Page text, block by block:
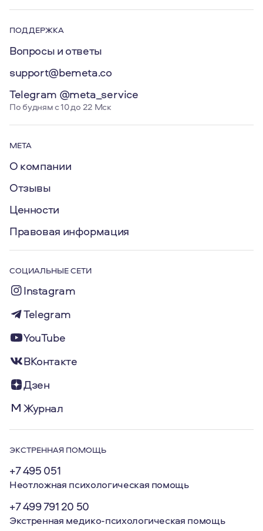
ПОДДЕРЖКА
Вопросы и ответы
support@bemeta.co
Telegram @meta_service
По будням с 10 до 22 Мск
МЕТА
О компании
Отзывы
Ценности
Правовая информация
СОЦИАЛЬНЫЕ СЕТИ
Instagram
Telegram
YouTube
ВКонтакте
Дзен
Журнал
ЭКСТРЕННАЯ ПОМОЩЬ
+7 495 051
Неотложная психологическая помощь
+7 499 791 20 50
Экстренная медико-психологическая помощь